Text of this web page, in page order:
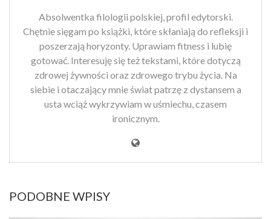
Absolwentka filologii polskiej, profil edytorski.
Chętnie sięgam po książki, które skłaniają do refleksji i
poszerzają horyzonty. Uprawiam fitness i lubię
gotować. Interesuję się też tekstami, które dotyczą
zdrowej żywności oraz zdrowego trybu życia. Na
siebie i otaczający mnie świat patrzę z dystansem a
usta wciąż wykrzywiam w uśmiechu, czasem
ironicznym.
PODOBNE WPISY